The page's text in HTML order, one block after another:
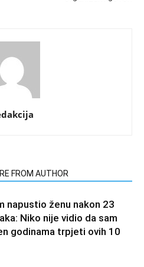
FROM AUTHOR
napustio ženu nakon 23
Niko nije vidio da sam
godinama trpjeti ovih 10